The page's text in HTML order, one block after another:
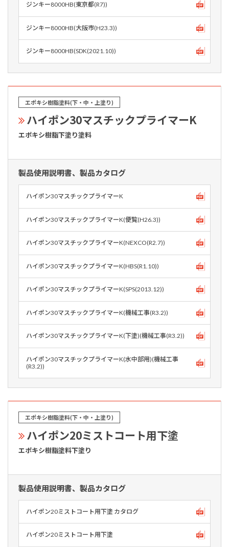
ジンキー8000HB(東京都(R7))
ジンキー8000HB(大阪市(H23.3))
ジンキー8000HB(SDK(2021.10))
エポキシ樹脂塗料(下・中・上塗り)
ハイポン30マスチックプライマーK
エポキシ樹脂下塗り塗料
製品使用説明書、製品カタログ
ハイポン30マスチックプライマーK
ハイポン30マスチックプライマーK(便覧(H26.3))
ハイポン30マスチックプライマーK(NEXCO(R2.7))
ハイポン30マスチックプライマーK(HBS(R1.10))
ハイポン30マスチックプライマーK(SPS(2013.12))
ハイポン30マスチックプライマーK(機械工事(R3.2))
ハイポン30マスチックプライマーK(下塗)(機械工事(R3.2))
ハイポン30マスチックプライマーK(水中部用)(機械工事
(R3.2))
エポキシ樹脂塗料(下・中・上塗り)
ハイポン20ミストコート用下塗
エポキシ樹脂塗料下塗り
製品使用説明書、製品カタログ
ハイポン20ミストコート用下塗 カタログ
ハイポン20ミストコート用下塗